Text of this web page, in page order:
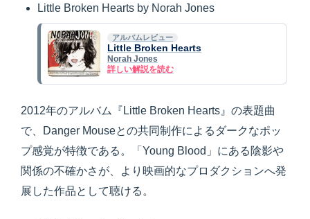
Little Broken Hearts by Norah Jones
アルバムレビュー
Little Broken Hearts
Norah Jones
詳しい解説を読む
2012年のアルバム『Little Broken Hearts』の表題曲
で、Danger Mouseとの共同制作によるダークなポッ
プ感覚が特徴である。「Young Blood」にある陰影や
関係の不確かさが、より映画的なプロダクションへ発
展した作品として聴ける。